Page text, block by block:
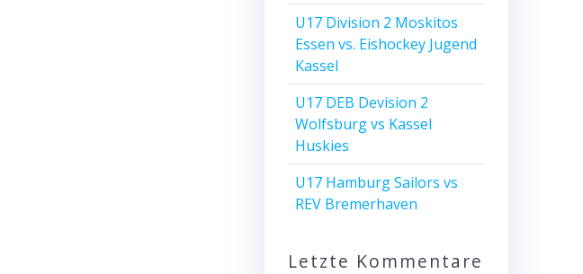
U17 Division 2 Moskitos
Essen vs. Eishockey Jugend
Kassel
U17 DEB Devision 2
Wolfsburg vs Kassel
Huskies
U17 Hamburg Sailors vs
REV Bremerhaven
Letzte Kommentare